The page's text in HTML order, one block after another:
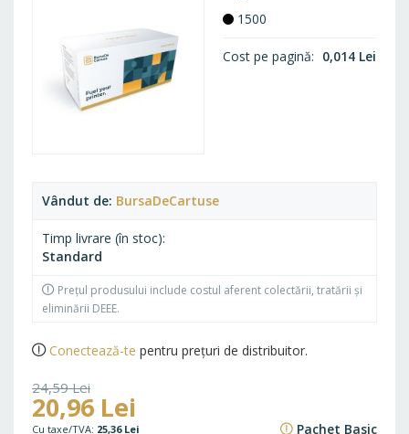
Vândut de BursaDeCartuse
Timp livrare (în stoc)
Standard
Prețul produsului include costul aferent colectării, tratării și
eliminării DEEE.
1500
Cost pe pagină 0,014 Lei
Conectează-te pentru prețuri de distribuitor.
24,59 Lei
29,75 Lei
20,96 Lei
25,36 Lei Pachet Basic